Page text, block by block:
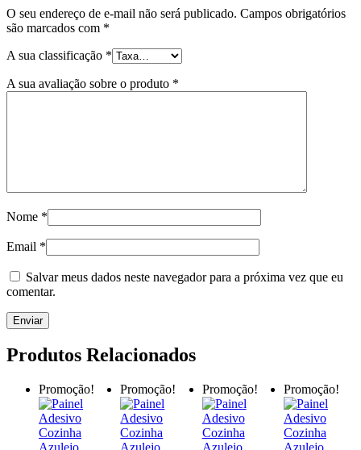
O seu endereço de e-mail não será publicado. Campos obrigatórios
são marcados com *
A sua classificação *
A sua avaliação sobre o produto *
Nome *
Email *
Salvar meus dados neste navegador para a próxima vez que eu
comentar.
Produtos Relacionados
Promoção! Promoção! Promoção! Promoção!